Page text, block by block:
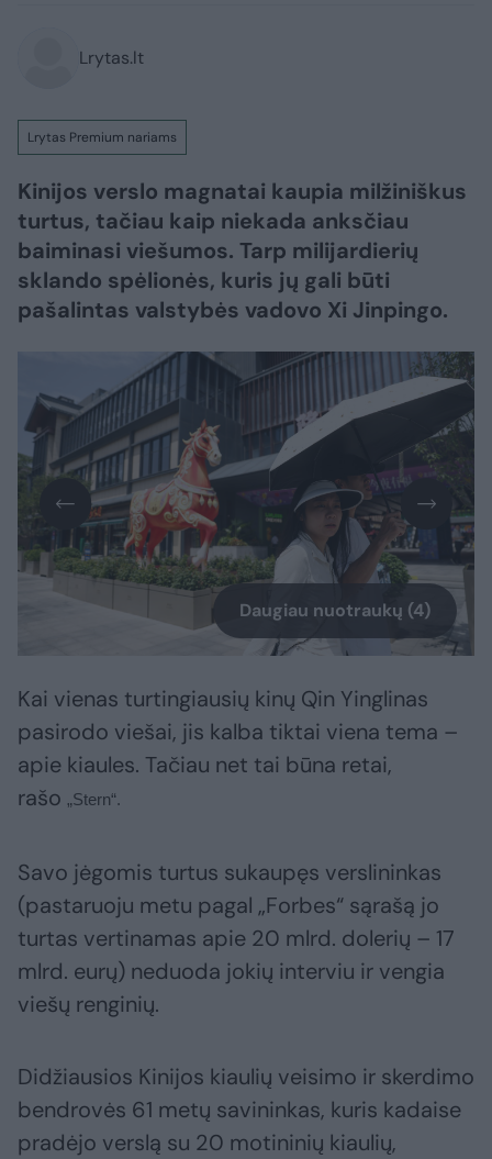
Lrytas.lt
Lrytas Premium nariams
Kinijos verslo magnatai kaupia milžiniškus
turtus, tačiau kaip niekada anksčiau
baiminasi viešumos. Tarp milijardierių
sklando spėlionės, kuris jų gali būti
pašalintas valstybės vadovo Xi Jinpingo.
Daugiau nuotraukų (4)
Kai vienas turtingiausių kinų Qin Yinglinas
pasirodo viešai, jis kalba tiktai viena tema –
apie kiaules. Tačiau net tai būna retai,
rašo „Stern“.
Savo jėgomis turtus sukaupęs verslininkas
(pastaruoju metu pagal „Forbes“ sąrašą jo
turtas vertinamas apie 20 mlrd. dolerių – 17
mlrd. eurų) neduoda jokių interviu ir vengia
viešų renginių.
Didžiausios Kinijos kiaulių veisimo ir skerdimo
bendrovės 61 metų savininkas, kuris kadaise
pradėjo verslą su 20 motininių kiaulių,